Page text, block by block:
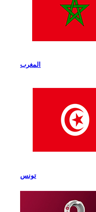
المغرب
تونس